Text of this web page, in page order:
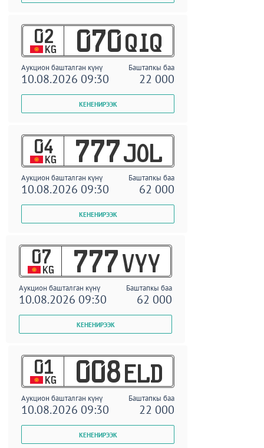
02
KG 070 QIQ
Аукцион башталган күнү Баштапкы баа
10.08.2026 09:30 22 000
04
KG 777 JOL
Аукцион башталган күнү Баштапкы баа
10.08.2026 09:30 62 000
07
KG 777 VYY
Аукцион башталган күнү Баштапкы баа
10.08.2026 09:30 62 000
01
KG 008 ELD
Аукцион башталган күнү Баштапкы баа
10.08.2026 09:30 22 000